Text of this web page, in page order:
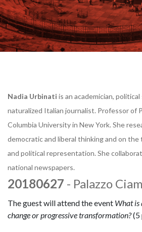
Nadia Urbinati is an academician,
naturalized Italian journalist. Professor of
Columbia University in New York. She
democratic and liberal thinking and on
and political representation. She
national newspapers.
20180627 - Palazzo
The guest will attend the event What
change or progressive transformation?(5